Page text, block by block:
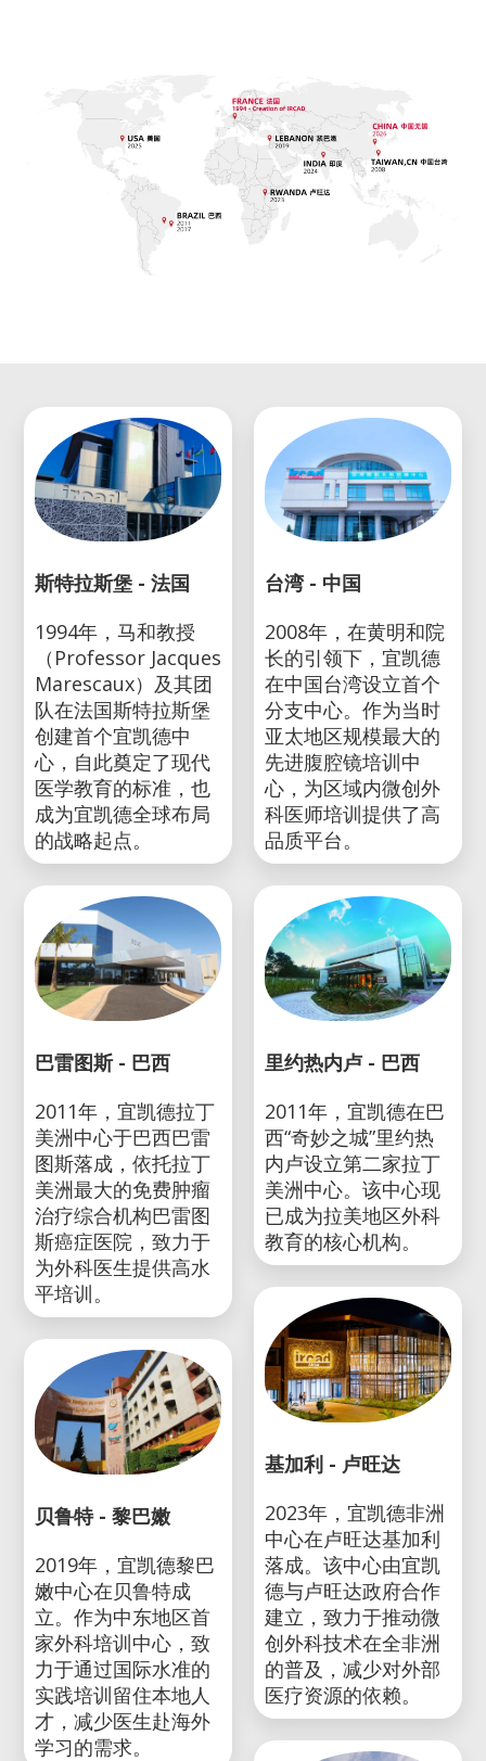
斯特拉斯堡 - 法国
1994年，马和教授
（Professor Jacques
Marescaux）及其团
队在法国斯特拉斯堡
创建首个宜凯德中
心，自此奠定了现代
医学教育的标准，也
成为宜凯德全球布局
的战略起点。
巴雷图斯 - 巴西
2011年，宜凯德拉丁
美洲中心于巴西巴雷
图斯落成，依托拉丁
美洲最大的免费肿瘤
治疗综合机构巴雷图
斯癌症医院，致力于
为外科医生提供高水
平培训。
贝鲁特 - 黎巴嫩
2019年，宜凯德黎巴
嫩中心在贝鲁特成
立。作为中东地区首
家外科培训中心，致
力于通过国际水准的
实践培训留住本地人
才，减少医生赴海外
学习的需求。
台湾 - 中国
2008年，在黄明和院
长的引领下，宜凯德
在中国台湾设立首个
分支中心。作为当时
亚太地区规模最大的
先进腹腔镜培训中
心，为区域内微创外
科医师培训提供了高
品质平台。
里约热内卢 - 巴西
2011年，宜凯德在巴
西“奇妙之城”里约热
内卢设立第二家拉丁
美洲中心。该中心现
已成为拉美地区外科
教育的核心机构。
基加利 - 卢旺达
2023年，宜凯德非洲
中心在卢旺达基加利
落成。该中心由宜凯
德与卢旺达政府合作
建立，致力于推动微
创外科技术在全非洲
的普及，减少对外部
医疗资源的依赖。